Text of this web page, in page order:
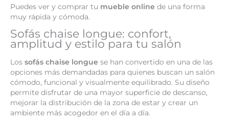
Puedes ver y comprar tu mueble online de una forma
muy rápida y cómoda.
Sofás chaise longue: confort,
amplitud y estilo para tu salón
Los sofás chaise longue se han convertido en una de las
opciones más demandadas para quienes buscan un salón
cómodo, funcional y visualmente equilibrado. Su diseño
permite disfrutar de una mayor superficie de descanso,
mejorar la distribución de la zona de estar y crear un
ambiente más acogedor en el día a día.